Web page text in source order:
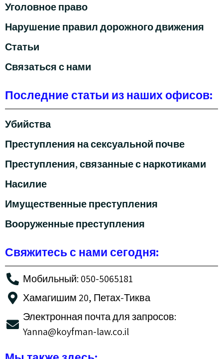
Уголовное право
Нарушение правил дорожного движения
Статьи
Связаться с нами
Последние статьи из наших офисов:
Убийства
Преступления на сексуальной почве
Преступления, связанные с наркотиками
Насилие
Имущественные преступления
Вооруженные преступления
Свяжитесь с нами сегодня:
Мобильный: 050-5065181
Хамагишим 20, Петах-Тиква
Электронная почта для запросов:
Yanna@koyfman-law.co.il